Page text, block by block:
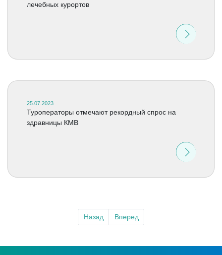
лечебных курортов
25.07.2023
Туроператоры отмечают рекордный спрос на
здравницы КМВ
Назад Вперед